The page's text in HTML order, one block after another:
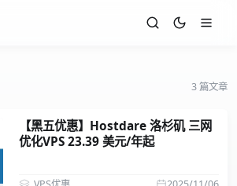
3 篇文章
【黑五优惠】Hostdare 洛杉矶 三网
优化VPS 23.39 美元/年起